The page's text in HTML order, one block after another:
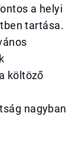
a helyi
tartása.
költöző
nagyban